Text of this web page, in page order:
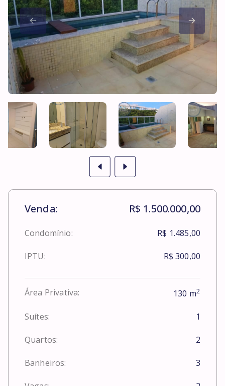
Venda: R$ 1.500.000,00
Condomínio: R$ 1.485,00
IPTU: R$ 300,00
Área Privativa: 130 m2
Suítes: 1
Quartos: 2
Banheiros: 3